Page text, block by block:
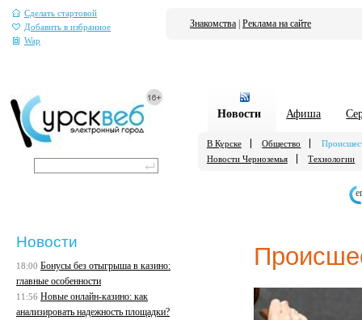
Сделать стартовой
Добавить в избранное
Wap
Знакомства Реклама на сайте
Новости Афиша
В Курске Общество
Новости Черноземья
Технологии
Новости
18:00 Бонусы без отыгрыша в казино:
главные особенности
11:56 Новые онлайн-казино: как
анализировать надежность площадки?